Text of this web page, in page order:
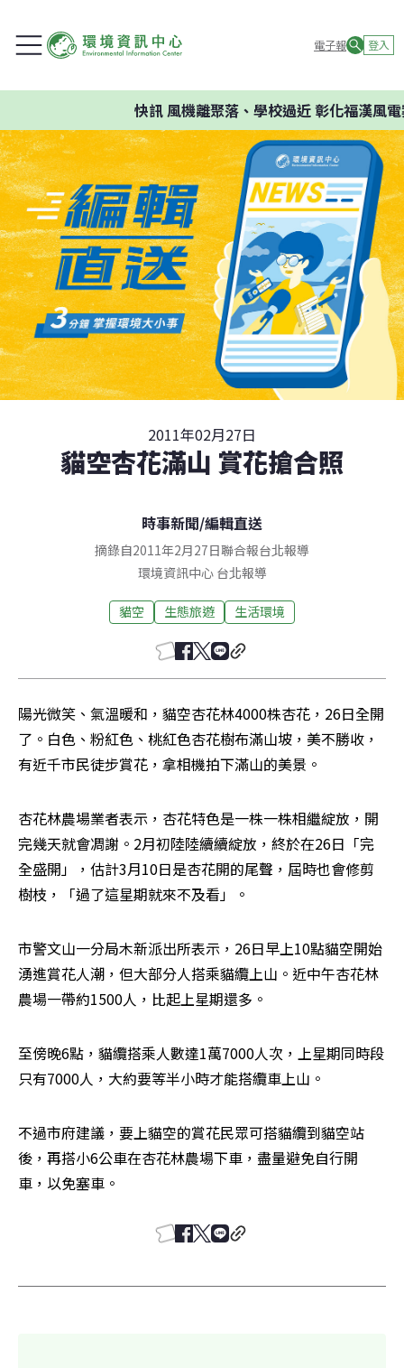
電子報 登入
快訊風機離聚落、學校過近 彰化福漢風電
2011年02月27日
貓空杏花滿山 賞花搶合照
時事新聞/編輯直送
摘錄自2011年2月27日聯合報台北報導
環境資訊中心 台北報導
貓空 生態旅遊 生活環境
陽光微笑、氣溫暖和，貓空杏花林4000株杏花，26日全開
了。白色、粉紅色、桃紅色杏花樹布滿山坡，美不勝收，
有近千市民徒步賞花，拿相機拍下滿山的美景。
杏花林農場業者表示，杏花特色是一株一株相繼綻放，開
完幾天就會凋謝。2月初陸陸續續綻放，終於在26日「完
全盛開」，估計3月10日是杏花開的尾聲，屆時也會修剪
樹枝，「過了這星期就來不及看」。
市警文山一分局木新派出所表示，26日早上10點貓空開始
湧進賞花人潮，但大部分人搭乘貓纜上山。近中午杏花林
農場一帶約1500人，比起上星期還多。
至傍晚6點，貓纜搭乘人數達1萬7000人次，上星期同時段
只有7000人，大約要等半小時才能搭纜車上山。
不過市府建議，要上貓空的賞花民眾可搭貓纜到貓空站
後，再搭小6公車在杏花林農場下車，盡量避免自行開
車，以免塞車。